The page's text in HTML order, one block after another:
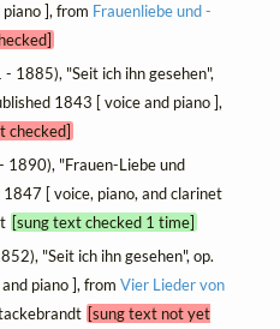
], from Frauenliebe und -
1885), "Seit ich ihn gesehen",
1843 [ voice and piano ],
checked]
1890), "Frauen-Liebe und
[ voice, piano, and clarinet
[sung text checked 1 time]
"Seit ich ihn gesehen", op.
piano ], from Vier Lieder von
[sung text not yet